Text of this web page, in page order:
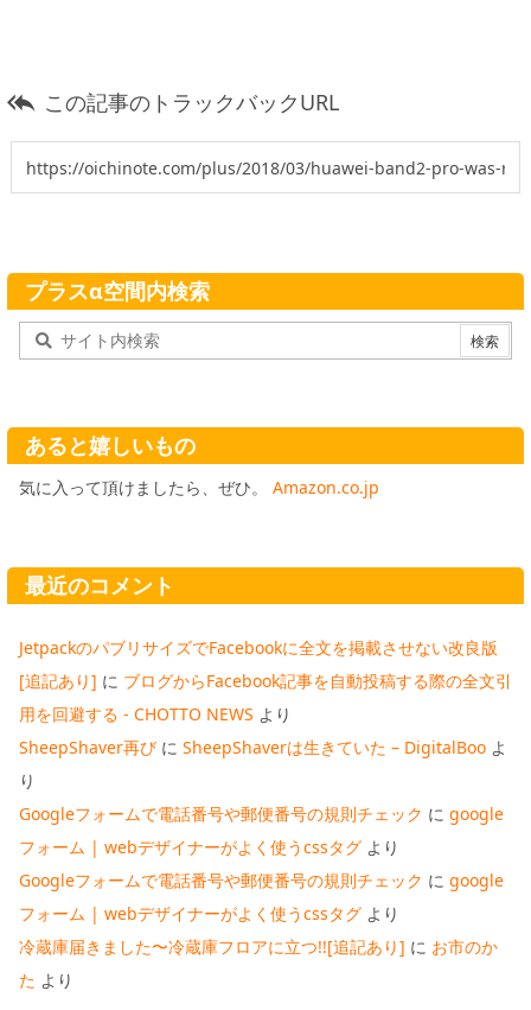
 この記事のトラックバックURL
プラスα空間内検索
あると嬉しいもの
気に入って頂けましたら、ぜひ。 Amazon.co.jp
最近のコメント
JetpackのパブリサイズでFacebookに全文を掲載させない改良版
[追記あり] に ブログからFacebook記事を自動投稿する際の全文引
用を回避する - CHOTTO NEWS より
SheepShaver再び に SheepShaverは生きていた – DigitalBoo よ
り
Googleフォームで電話番号や郵便番号の規則チェック に google
フォーム | webデザイナーがよく使うcssタグ より
Googleフォームで電話番号や郵便番号の規則チェック に google
フォーム | webデザイナーがよく使うcssタグ より
冷蔵庫届きました〜冷蔵庫フロアに立つ!![追記あり] に お市のか
た より